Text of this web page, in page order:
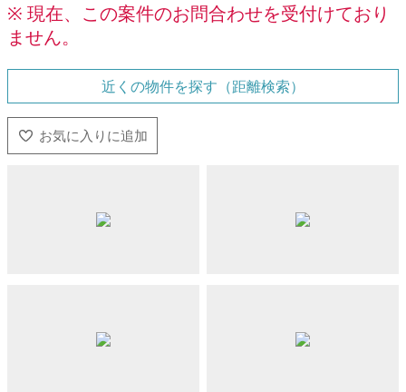
※ 現在、この案件のお問合わせを受付けており
ません。
近くの物件を探す（距離検索）